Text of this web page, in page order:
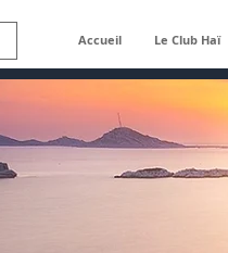
Accueil Le Club Haï